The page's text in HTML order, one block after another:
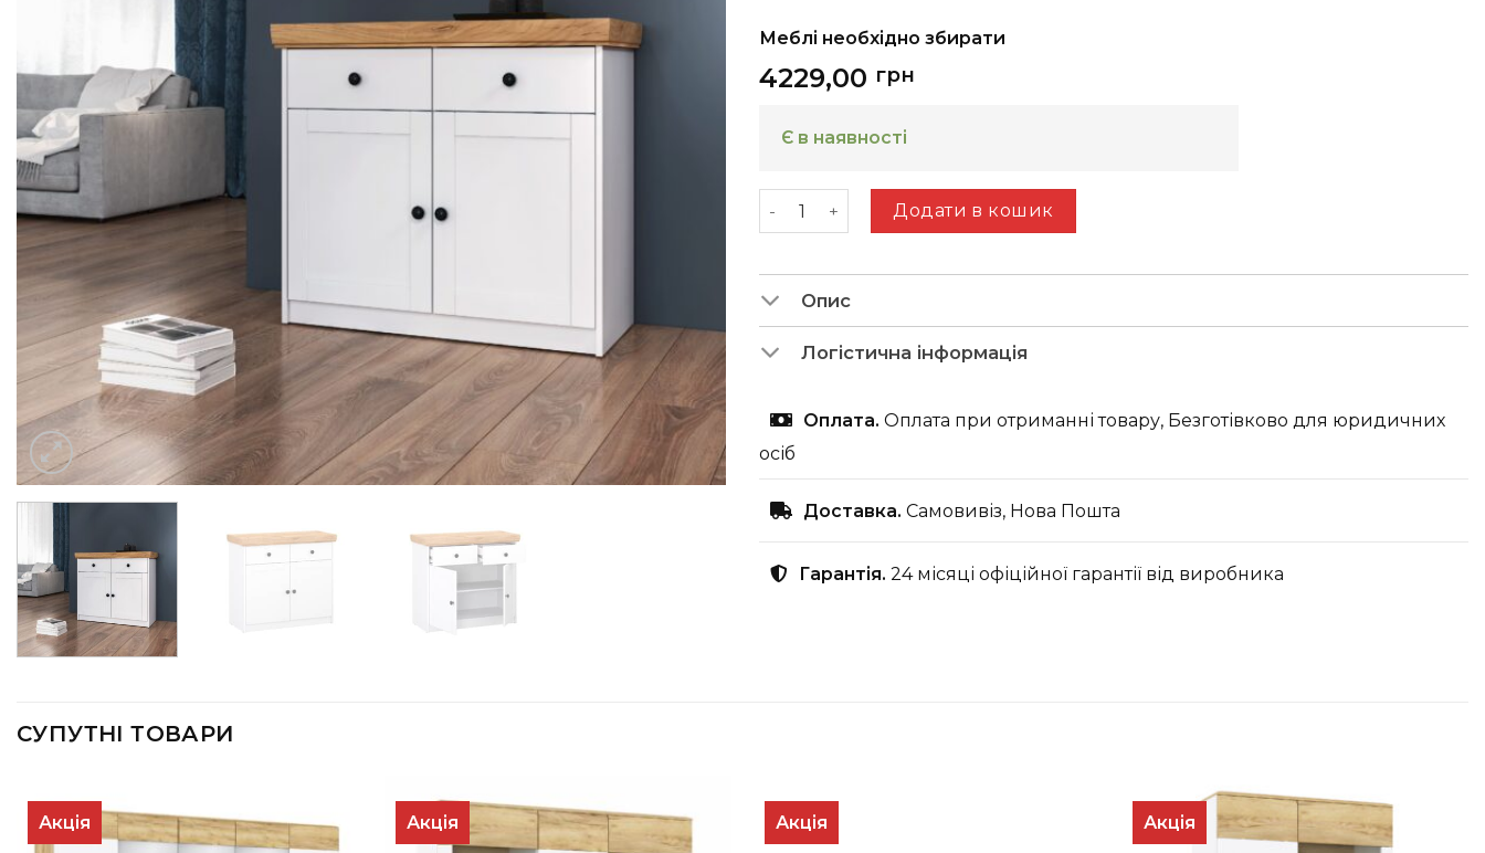
Меблі необхідно збирати
4229,00 грн
Є в наявності
Комод SKY 3 кількістьДодати в кошик
Опис
Логістична інформація
Оплата. Оплата при отриманні товару, Безготівково для юридичних
осіб
Доставка. Самовивіз, Нова Пошта
Гарантія. 24 місяці офіційної гарантії від виробника
СУПУТНІ ТОВАРИ
Акція Акція Акція Акція